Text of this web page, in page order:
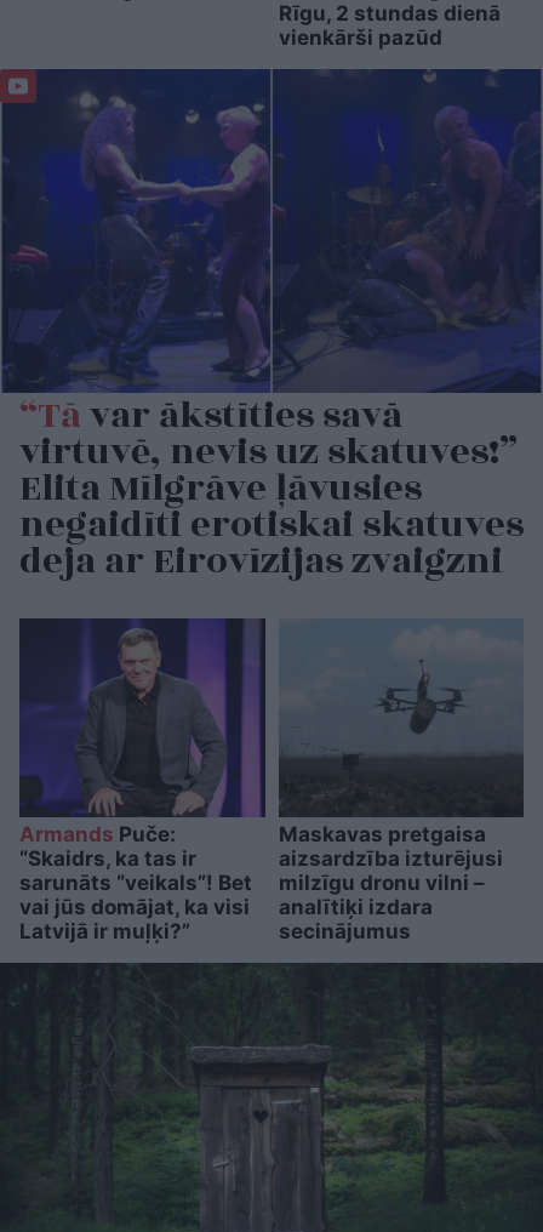
Rīgu, 2 stundas dienā
vienkārši pazūd
“Tāvar ākstīties savā
virtuvē, nevis uz skatuves!”
Elita Mīlgrāve ļāvusies
negaidīti erotiskai skatuves
deja ar Eirovīzijas zvaigzni
Armands Puče:
“Skaidrs, ka tas ir
sarunāts “veikals”! Bet
vai jūs domājat, ka visi
Latvijā ir muļķi?”
Maskavas pretgaisa
aizsardzība izturējusi
milzīgu dronu vilni –
analītiķi izdara
secinājumus